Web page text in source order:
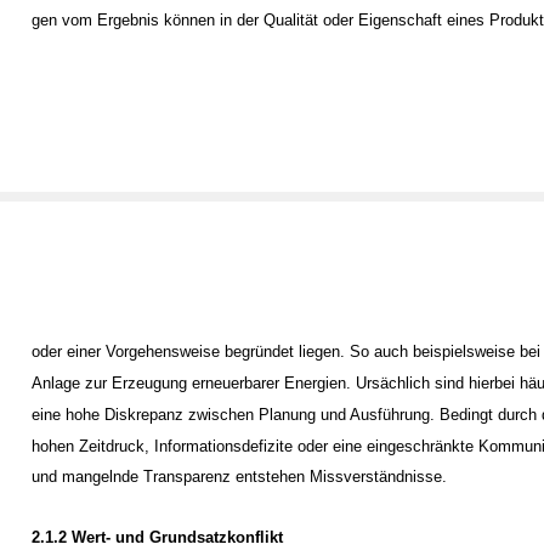
gen vom Ergebnis können in der Qualität oder Eigenschaft eines
oder einer Vorgehensweise begründet liegen. So auch beispielsweise bei
Anlage zur Erzeugung erneuerbarer Energien. Ursächlich sind hierbei
eine hohe Diskrepanz zwischen Planung und Ausführung. Bedingt durch
hohen Zeitdruck, Informationsdefizite oder eine eingeschränkte
und mangelnde Transparenz entstehen Missverständnisse.
2.1.2 Wert- und Grundsatzkonflikt